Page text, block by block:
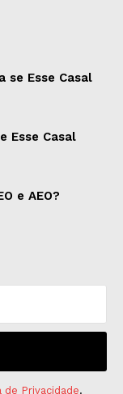
se Esse Casal
Esse Casal
e AEO?
de Privacidade.